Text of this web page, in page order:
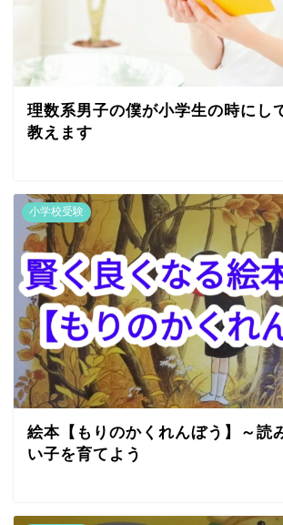
理数系男子の僕が小学生の時にし
教えます
小学校受験
絵本【もりのかくれんぼう】～読
い子を育てよう